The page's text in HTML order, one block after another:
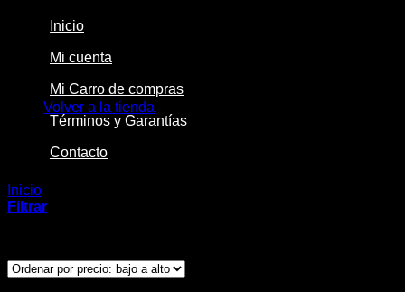
Volver a la tienda
Inicio
Mi cuenta
Mi Carro de compras
Términos y Garantías
Contacto
Inicio
Filtrar